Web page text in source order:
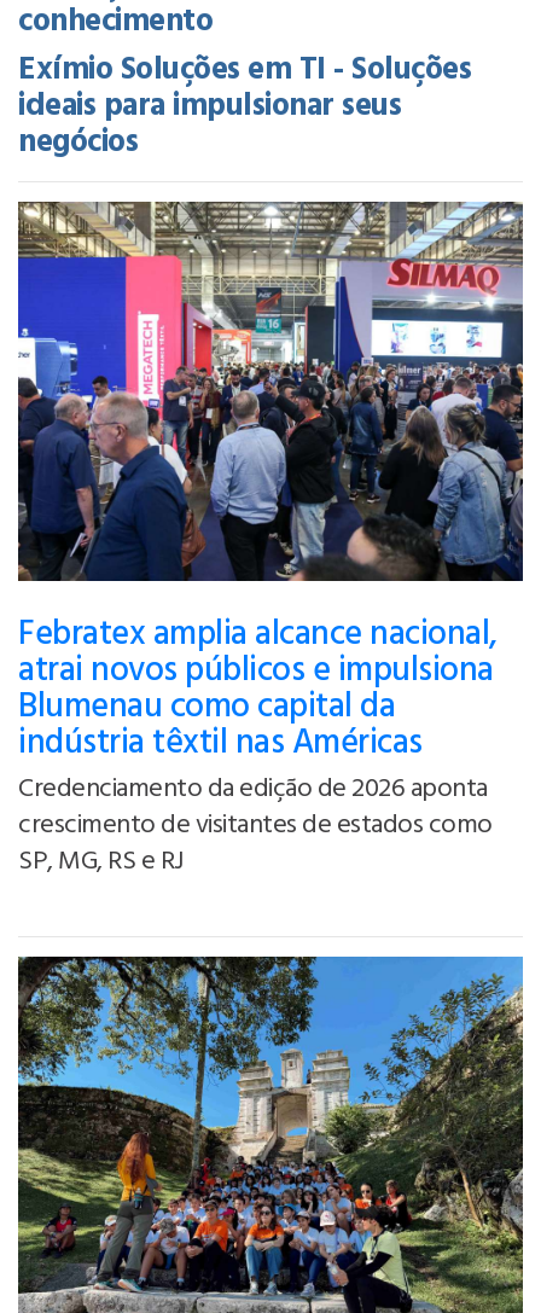
conhecimento
Exímio Soluções em TI - Soluções
ideais para impulsionar seus
negócios
Febratex amplia alcance nacional,
atrai novos públicos e impulsiona
Blumenau como capital da
indústria têxtil nas Américas
Credenciamento da edição de 2026 aponta
crescimento de visitantes de estados como
SP, MG, RS e RJ